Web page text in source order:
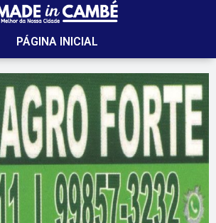
PÁGINA INICIAL